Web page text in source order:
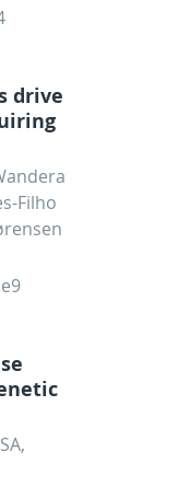
drive
Filho